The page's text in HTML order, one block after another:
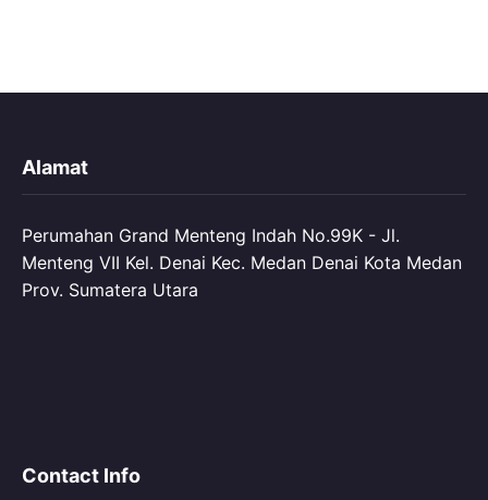
Alamat
Perumahan Grand Menteng Indah No.99K - Jl.
Menteng VII Kel. Denai Kec. Medan Denai Kota Medan
Prov. Sumatera Utara
Contact Info